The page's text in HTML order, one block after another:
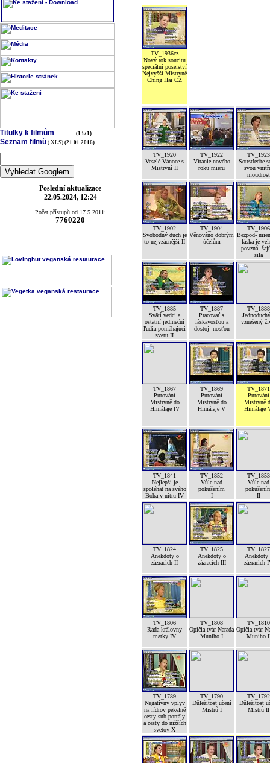
Titulky k filmům (1371)
Seznam filmů (.XLS) (21.01.2016)
Poslední aktualizace
22.05.2024, 12:24
Počet přístupů od 17.5.2011:
7760220
TV_1936cz
Nový rok soucitu
speciální poselství
Nejvyšši Mistryně
Ching Hai CZ
TV_1920
Veselé Vánoce s
Mistryní II
TV_1922
Vítanie nového
roku mieru
TV_1923
Soustřeďte
svou
moudrost
TV_1902
Svobodný duch je
to nejvzácnější II
TV_1904
Věnováno dobrým
účelům
TV_1906
Bezpod-
láska je
povzná-
sila
TV_1885
Svätí vedci a
ostatní jedineční
ľudia pomáhajúci
svetu II
TV_1887
Pracovať s
láskavosťou a
dôstoj- nosťou
TV_1888
vznešený
TV_1867
Putování
Mistryně do
Himálaje IV
TV_1869
Putování
Mistryně do
Himálaje V
TV_1871
Putování
Mistryně
Himálaje
TV_1841
Nejlepší je
spoléhat na svého
Boha v nitru IV
TV_1852
Vůle nad
pokušením
I
TV_1853
Vůle nad
II
TV_1824
Anekdoty o
zázracích II
TV_1825
Anekdoty o
zázracích III
TV_1827
Anekdoty
zázracích
TV_1806
Rada královny
matky IV
TV_1808
Opičia tvár Narada
Muniho I
TV_1810
Opičia tvár
Muniho
TV_1789
Negatívny vplyv
na lídrov pekelné
cesty sub-portály
a cesty do nižších
svetov X
TV_1790
Důležitost učení
Mistrů I
TV_1792
Důležitost
Mistrů II